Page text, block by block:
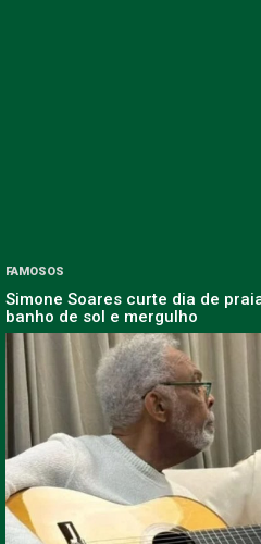
FAMOSOS
Simone Soares curte dia de
banho de sol e mergulho